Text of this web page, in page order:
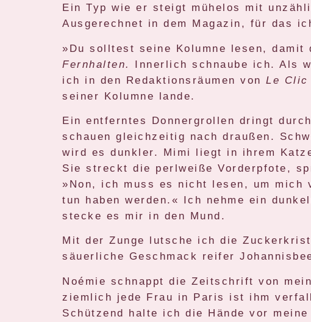
Ein Typ wie er steigt mühelos mit
Ausgerechnet in dem Magazin, für das
»Du solltest seine Kolumne lesen,
Fernhalten. Innerlich schnaube ich. Als
ich in den Redaktionsräumen von Le Clic
seiner Kolumne lande.
Ein entferntes Donnergrollen dringt
schauen gleichzeitig nach draußen.
wird es dunkler. Mimi liegt in ihrem
Sie streckt die perlweiße Vorderpfote,
»Non, ich muss es nicht lesen, um
tun haben werden.« Ich nehme ein
stecke es mir in den Mund.
Mit der Zunge lutsche ich die
säuerliche Geschmack reifer
Noémie schnappt die Zeitschrift von
ziemlich jede Frau in Paris ist ihm
Schützend halte ich die Hände vor